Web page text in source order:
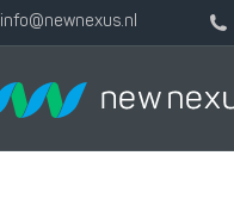
info@newnexus.nl